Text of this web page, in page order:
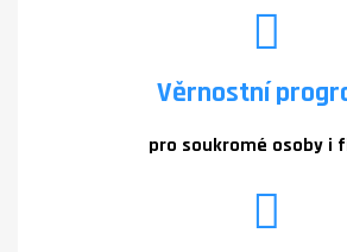
Věrnostní
pro soukromé osoby i